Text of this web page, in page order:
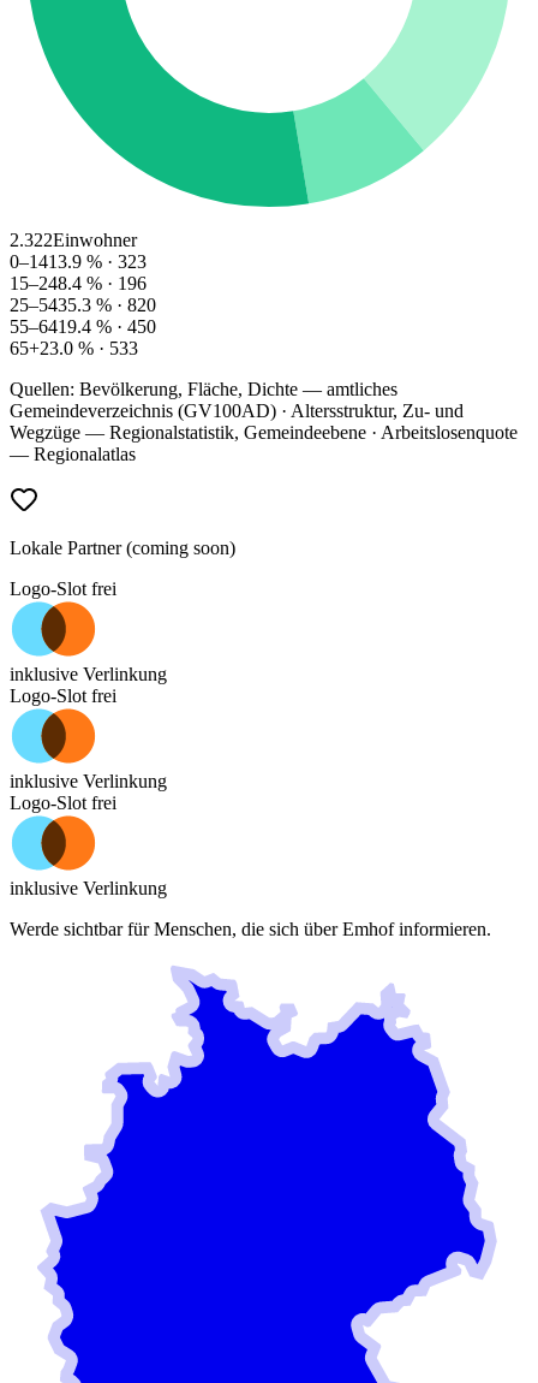
2.322Einwohner
0–1413.9 % · 323
15–248.4 % · 196
25–5435.3 % · 820
55–6419.4 % · 450
65+23.0 % · 533
Quellen: Bevölkerung, Fläche, Dichte — amtliches
Gemeindeverzeichnis (GV100AD) · Altersstruktur, Zu- und
Wegzüge — Regionalstatistik, Gemeindeebene · Arbeitslosenquote
— Regionalatlas
Lokale Partner (coming soon)
Logo-Slot frei
inklusive Verlinkung
Logo-Slot frei
inklusive Verlinkung
Logo-Slot frei
inklusive Verlinkung
Werde sichtbar für Menschen, die sich überEmhofinformieren.